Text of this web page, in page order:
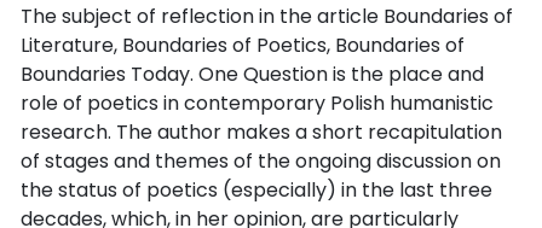
The subject of reflection in the article Boundaries of
Literature, Boundaries of Poetics, Boundaries of
Boundaries Today. One Question is the place and
role of poetics in contemporary Polish humanistic
research. The author makes a short recapitulation
of stages and themes of the ongoing discussion on
the status of poetics (especially) in the last three
decades, which, in her opinion, are particularly